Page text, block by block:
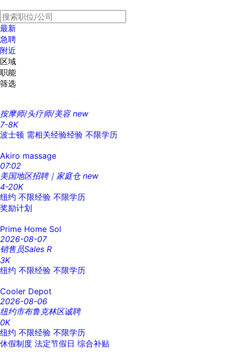
最新
急聘
附近
区域
职能
筛选
按摩师/头疗师/美容 new
7-8K
波士顿 需相关经验经验 不限学历
Akiro massage
07:02
美国地区招聘｜家庭仓 new
4-20K
纽约 不限经验 不限学历
奖励计划
Prime Home Sol
2026-08-07
销售员Sales R
3K
纽约 不限经验 不限学历
Cooler Depot
2026-08-06
纽约市布鲁克林区诚聘
0K
纽约 不限经验 不限学历
休假制度 法定节假日 综合补贴